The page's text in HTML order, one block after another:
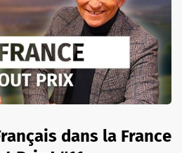
dans la France